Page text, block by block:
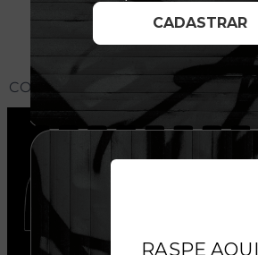
CONHEÇA O MODELO DO BONÉ